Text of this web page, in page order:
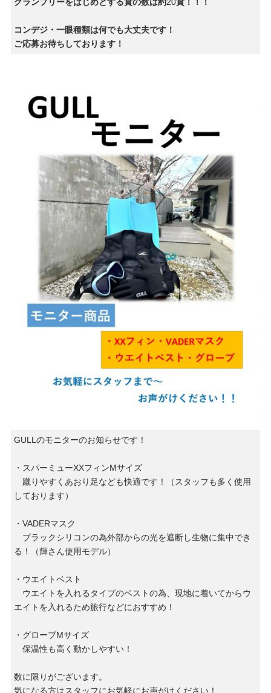
グランプリーをはじめとする賞の数は約20賞！！！
コンデジ・一眼種類は何でも大丈夫です！
ご応募お待ちしております！
GULLのモニターのお知らせです！
・スパーミューXXフィンMサイズ
蹴りやすくあおり足なども快適です！（スタッフも多く使用
しております）
・VADERマスク
ブラックシリコンの為外部からの光を遮断し生物に集中でき
る！（輝さん使用モデル）
・ウエイトベスト
ウエイトを入れるタイプのベストの為、現地に着いてからウ
エイトを入れるため旅行などにおすすめ！
・グローブMサイズ
保温性も高く動かしやすい！
数に限りがございます。
気になる方はスタッフにお気軽にお声がけください！